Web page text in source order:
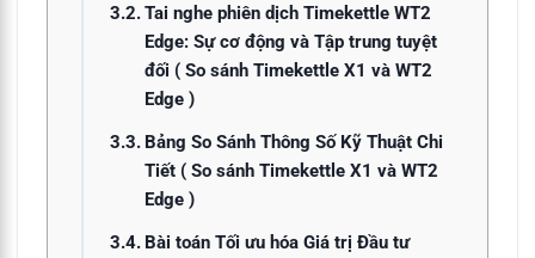
Tai nghe phiên dịch Timekettle WT2
Edge: Sự cơ động và Tập trung tuyệt
đối ( So sánh Timekettle X1 và WT2
Edge )
Bảng So Sánh Thông Số Kỹ Thuật Chi
Tiết ( So sánh Timekettle X1 và WT2
Edge )
Bài toán Tối ưu hóa Giá trị Đầu tư